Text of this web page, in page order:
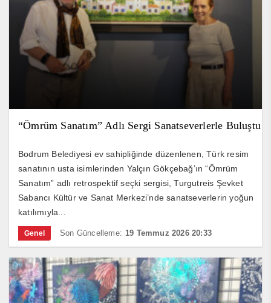
“Ömrüm Sanatım” Adlı Sergi Sanatseverlerle Buluştu
Bodrum Belediyesi ev sahipliğinde düzenlenen, Türk resim
sanatının usta isimlerinden Yalçın Gökçebağ’ın “Ömrüm
Sanatım” adlı retrospektif seçki sergisi, Turgutreis Şevket
Sabancı Kültür ve Sanat Merkezi’nde sanatseverlerin yoğun
katılımıyla...
Genel Son Güncelleme: 19 Temmuz 2026 20:33